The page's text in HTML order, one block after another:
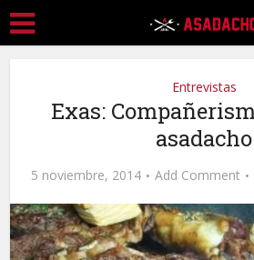
Entrevistas
Exas:
asadacho
5 noviembre, 2014 Add Comment